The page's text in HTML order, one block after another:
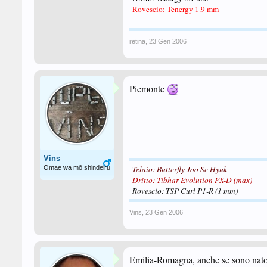
Rovescio: Tenergy 1.9 mm
retina 23 Gen 2006
Vins
Omae wa mō shindeiru
Piemonte
Telaio: ButterflyJoo Se Hyuk
Dritto: Tibhar Evolution FX-D (max)
Rovescio: TSP Curl P1-R (1 mm)
Vins 23 Gen 2006
Emilia-Romagna, anche se sono